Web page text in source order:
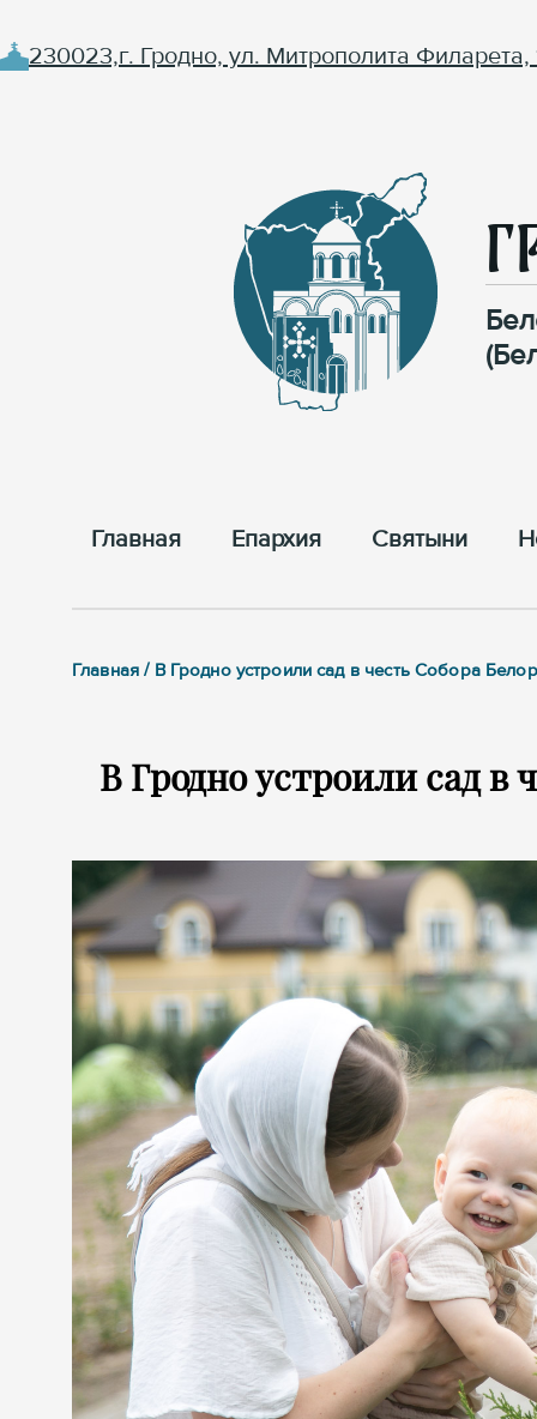
230023,г. Гродно, ул. Митрополита Филарета,
Главная Епархия Cвятыни
Главная / В Гродно устроили сад в честь Собора
В Гродно устроили сад в